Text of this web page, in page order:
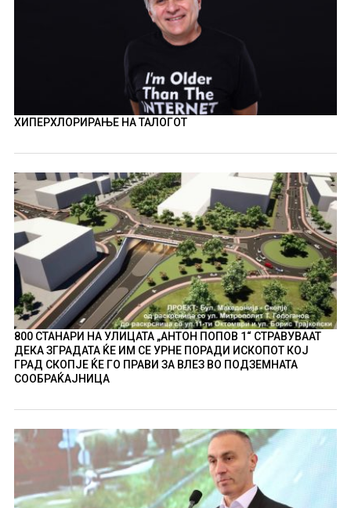
ХИПЕРХЛОРИРАЊЕ НА ТАЛОГОТ
800 СТАНАРИ НА УЛИЦАТА „АНТОН ПОПОВ 1“ СТРАВУВААТ
ДЕКА ЗГРАДАТА ЌЕ ИМ СЕ УРНЕ ПОРАДИ ИСКОПОТ КОЈ
ГРАД СКОПЈЕ ЌЕ ГО ПРАВИ ЗА ВЛЕЗ ВО ПОДЗЕМНАТА
СООБРАЌАЈНИЦА